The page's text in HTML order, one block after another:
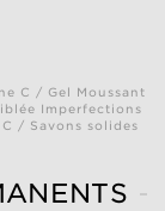
C / Gel Moussant
Imperfections
/ Savons solides